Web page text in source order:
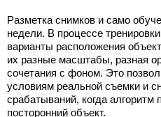
Разметка снимков и само
недели. В процессе
варианты расположения
их разные масштабы, разная
сочетания с фоном. Это
условиям реальной съемки и
срабатываний, когда алгоритм
посторонний объект.